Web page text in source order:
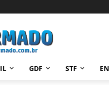
GDF STF